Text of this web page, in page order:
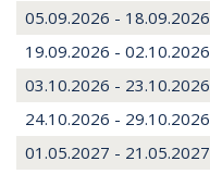
05.09.2026 - 18.09.2026
19.09.2026 - 02.10.2026
03.10.2026 - 23.10.2026
24.10.2026 - 29.10.2026
01.05.2027 - 21.05.2027